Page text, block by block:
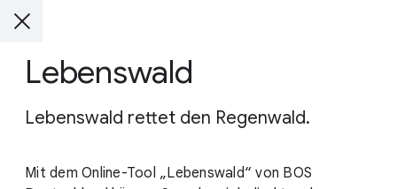
Lebenswald
Lebenswald rettet den Regenwald.
Mit dem Online-Tool „Lebenswald“ von BOS